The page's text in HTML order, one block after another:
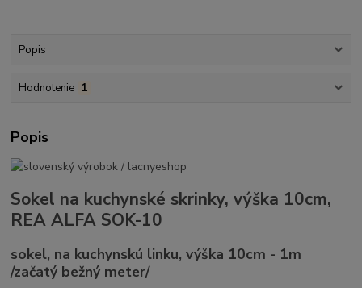
Popis
Hodnotenie 1
Popis
Sokel na kuchynské skrinky, výška 10cm,
REA ALFA SOK-10
sokel, na kuchynskú linku, výška 10cm - 1m
/začatý bežný meter/